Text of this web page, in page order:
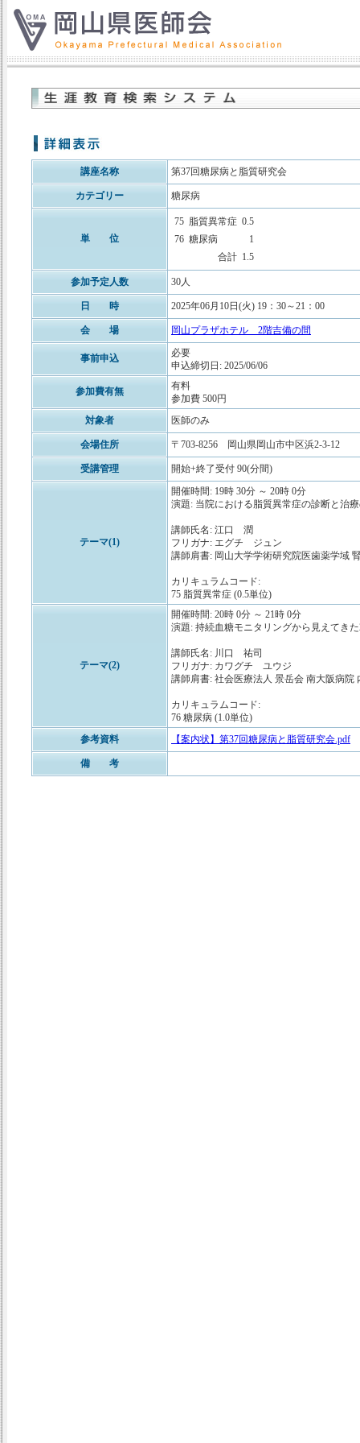
講座名称 第37回糖尿病と脂質研究会
カテゴリー 糖尿病
単 位
75 脂質異常症 0.5
76 糖尿病
1
合計 1.5
参加予定人数 30人
日 時 2025年06月10日(火) 19：30～21：00
会 場 岡山プラザホテル 2階吉備の間
事前申込
必要
申込締切日: 2025/06/06
参加費有無
有料
参加費 500円
対象者
医師のみ
会場住所 〒703-8256 岡山県岡山市中区浜2-3-12
受講管理 開始+終了受付 90(分間)
テーマ(1)
開催時間: 19時 30分 ～ 20時 0分
演題: 当院における脂質異常症の診断と治
講師氏名: 江口 潤
フリガナ: エグチ ジュン
講師肩書: 岡山大学学術研究院医歯薬学域
カリキュラムコード:
75 脂質異常症 (0.5単位)
テーマ(2)
開催時間: 20時 0分 ～ 21時 0分
演題: 持続血糖モニタリングから見えてき
講師氏名: 川口 祐司
フリガナ: カワグチ ユウジ
講師肩書: 社会医療法人 景岳会 南大阪病院
カリキュラムコード:
76 糖尿病 (1.0単位)
参考資料
【案内状】第37回糖尿病と脂質研究会.pdf
備 考